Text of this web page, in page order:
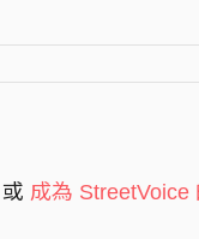
）type beat （伴
～
）2 pac（饒舌歌
憬
或 成為 StreetVoice